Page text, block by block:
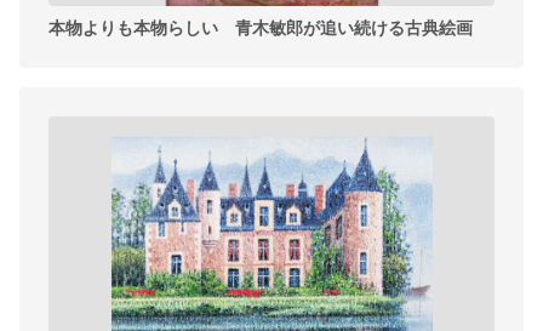
本物よりも本物らしい 青木敏郎が追い続ける古典絵画